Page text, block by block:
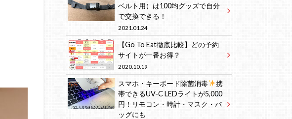
ベルト用）は100均グッズで自分
で交換できる！
2021.01.24
【Go To Eat徹底比較】どの予約
サイトが一番お得？
2020.10.19
スマホ・キーボード除菌消毒
携
帯できるUV-C LEDライトが5,000
円！リモコン・時計・マスク・バ
ッグにも